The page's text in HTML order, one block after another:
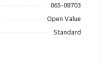
065-08703
Open Value
Standard